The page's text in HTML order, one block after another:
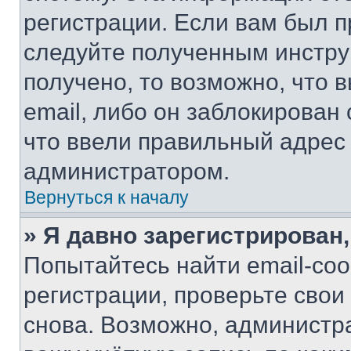
регистрации. Если вам был
следуйте полученным
получено, то возможно, что
email, либо он
что ввели правильный адрес
администратором.
Вернуться к началу
» Я давно
Попытайтесь найти email-
регистрации, проверьте
снова. Возможно,